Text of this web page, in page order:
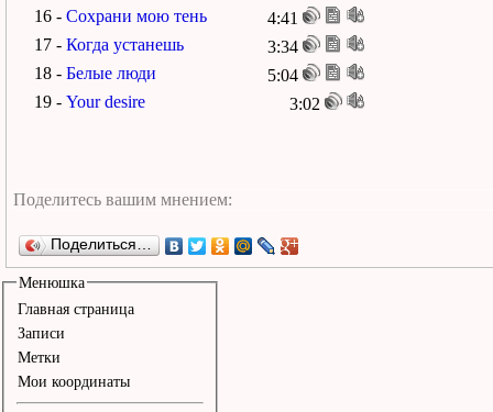
16 - Сохрани мою тень
4:41
17 - Когда устанешь
3:34
18 - Белые люди
5:04
19 - Your desire 3:02
Поделиться…
Менюшка
Главная страница
Записи
Метки
Мои координаты